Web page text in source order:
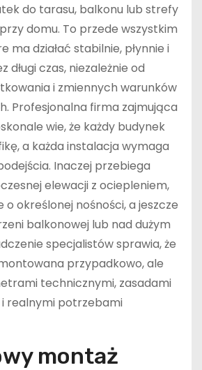
do tarasu, balkonu lub strefy
domu. To przede wszystkim
ma działać stabilnie, płynnie i
długi czas, niezależnie od
i zmiennych warunków
Profesjonalna firma zajmująca
wie, że każdy budynek
a każda instalacja wymaga
Inaczej przebiega
elewacji z ociepleniem,
o określonej nośności, a jeszcze
balkonowej lub nad dużym
specjalistów sprawia, że
przypadkowo, ale
technicznymi, zasadami
realnymi potrzebami
montaż